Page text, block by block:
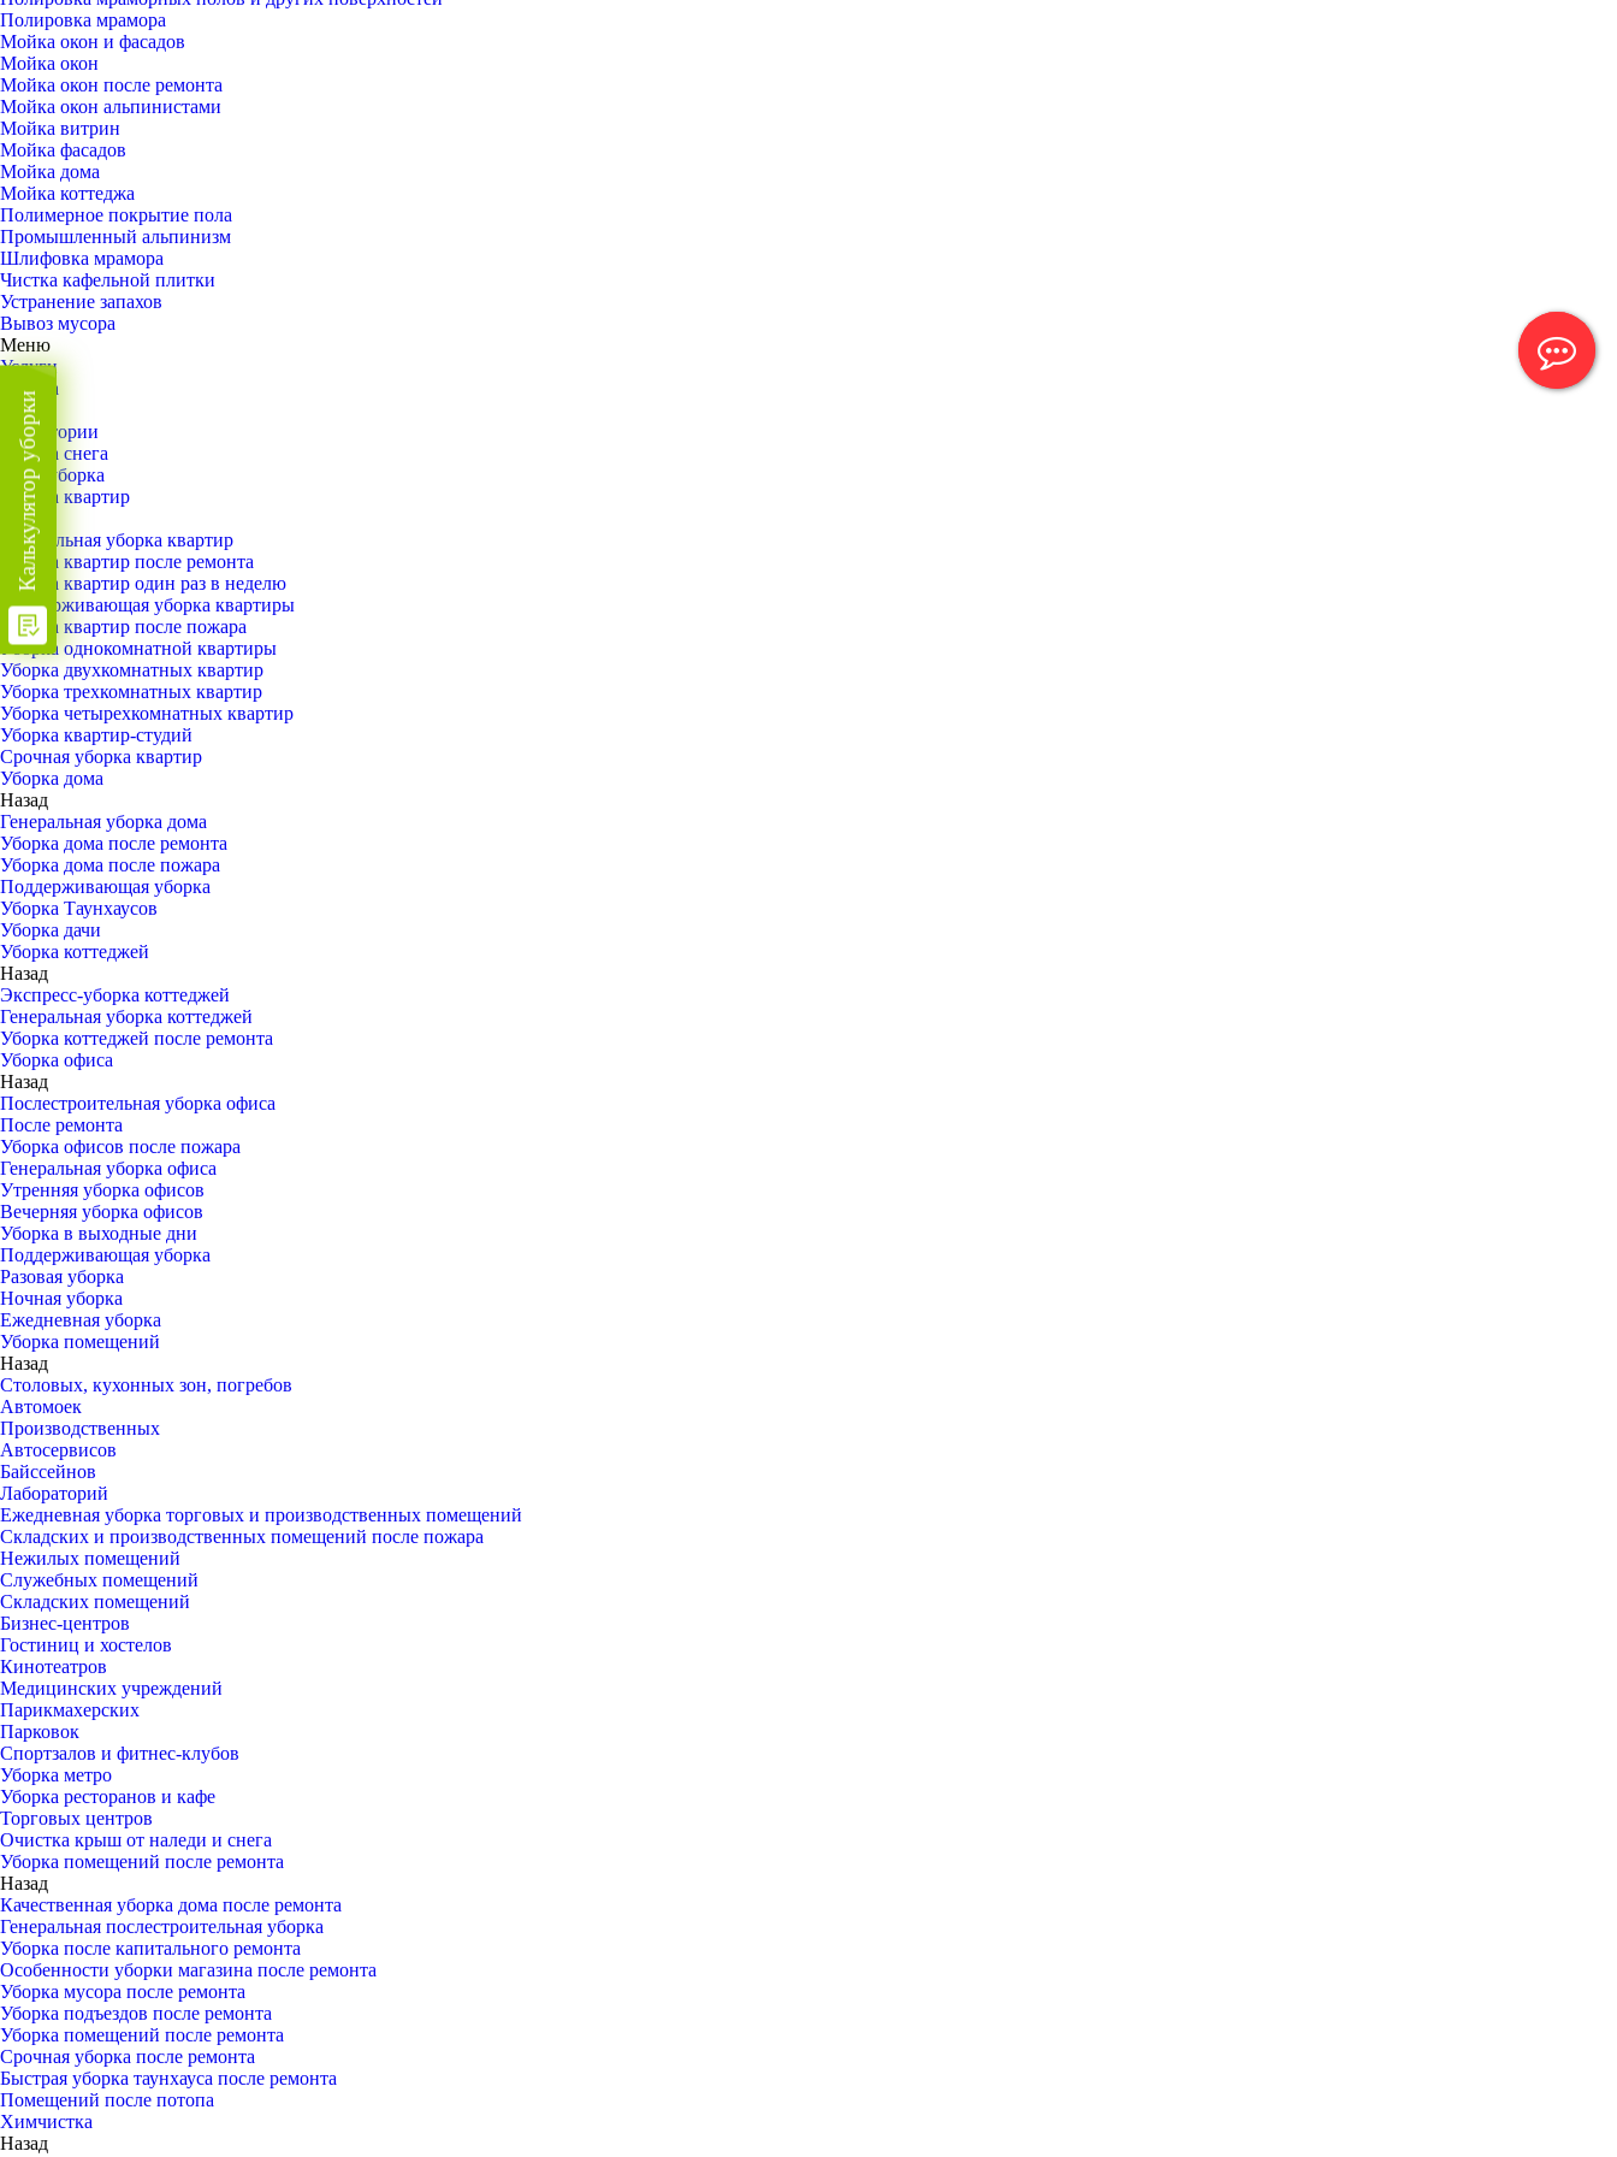
Полировка мрамора
Мойка окон и фасадов
Мойка окон
Мойка окон после ремонта
Мойка окон альпинистами
Мойка витрин
Мойка фасадов
Мойка дома
Мойка коттеджа
Полимерное покрытие пола
Промышленный альпинизм
Шлифовка мрамора
Чистка кафельной плитки
Устранение запахов
Вывоз мусора
Меню
Услуги
Уборка
Назад
Территории
Уборка снега
ВИП-уборка
Уборка квартир
Назад
Генеральная уборка квартир
Уборка квартир после ремонта
Уборка квартир один раз в неделю
Поддерживающая уборка квартиры
Уборка квартир после пожара
Уборка однокомнатной квартиры
Уборка двухкомнатных квартир
Уборка трехкомнатных квартир
Уборка четырехкомнатных квартир
Уборка квартир-студий
Срочная уборка квартир
Уборка дома
Назад
Генеральная уборка дома
Уборка дома после ремонта
Уборка дома после пожара
Поддерживающая уборка
Уборка Таунхаусов
Уборка дачи
Уборка коттеджей
Назад
Экспресс-уборка коттеджей
Генеральная уборка коттеджей
Уборка коттеджей после ремонта
Уборка офиса
Назад
Послестроительная уборка офиса
После ремонта
Уборка офисов после пожара
Генеральная уборка офиса
Утренняя уборка офисов
Вечерняя уборка офисов
Уборка в выходные дни
Поддерживающая уборка
Разовая уборка
Ночная уборка
Ежедневная уборка
Уборка помещений
Назад
Столовых, кухонных зон, погребов
Автомоек
Производственных
Автосервисов
Байссейнов
Лабораторий
Ежедневная уборка торговых и производственных помещений
Складских и производственных помещений после пожара
Нежилых помещений
Служебных помещений
Складских помещений
Бизнес-центров
Гостиниц и хостелов
Кинотеатров
Медицинских учреждений
Парикмахерских
Парковок
Спортзалов и фитнес-клубов
Уборка метро
Уборка ресторанов и кафе
Торговых центров
Очистка крыш от наледи и снега
Уборка помещений после ремонта
Назад
Качественная уборка дома после ремонта
Генеральная послестроительная уборка
Уборка после капитального ремонта
Особенности уборки магазина после ремонта
Уборка мусора после ремонта
Уборка подъездов после ремонта
Уборка помещений после ремонта
Срочная уборка после ремонта
Быстрая уборка таунхауса после ремонта
Помещений после потопа
Химчистка
Назад
Калькулятор уборки